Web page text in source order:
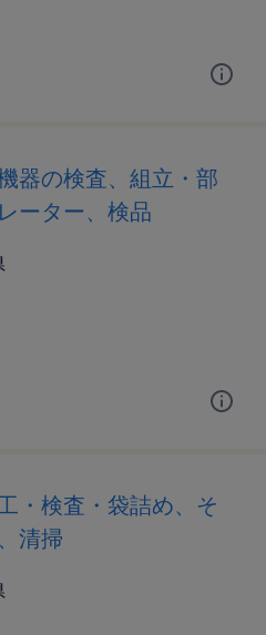
器の検査、組立・部
ーター、検品
・検査・袋詰め、そ
清掃